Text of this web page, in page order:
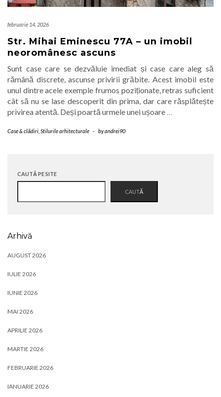
februarie 14, 2026
Str. Mihai Eminescu 77A – un imobil
neoromânesc ascuns
Sunt case care se dezvăluie imediat și case care aleg să
rămână discrete, ascunse privirii grăbite. Acest imobil este
unul dintre acele exemple frumos poziționate, retras suficient
cât să nu se lase descoperit din prima, dar care răsplătește
privirea atentă. Deși poartă urmele unei ușoare …
Case & clădiri Stilurile arhitecturale - byandrei90
CAUTĂ PE SITE
CAUTĂ
Arhivă
AUGUST 2026
IULIE 2026
IUNIE 2026
MAI 2026
APRILIE 2026
MARTIE 2026
FEBRUARIE 2026
IANUARIE 2026